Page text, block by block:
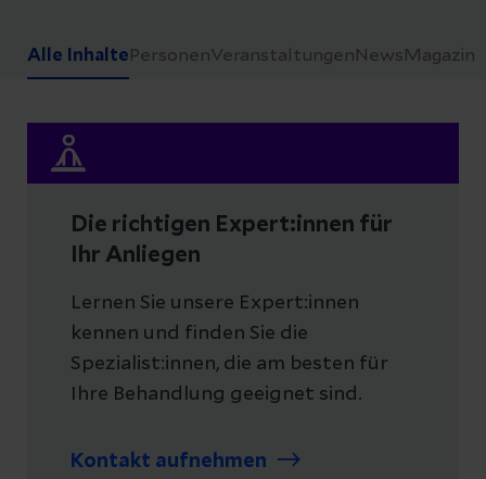
Alle Inhalte PersonenVeranstaltungen News Magazin
Die richtigen Expert:innen für
Ihr Anliegen
Lernen Sie unsere Expert:innen
kennen und finden Sie die
Spezialist:innen, die am besten für
Ihre Behandlung geeignet sind.
Kontakt aufnehmen